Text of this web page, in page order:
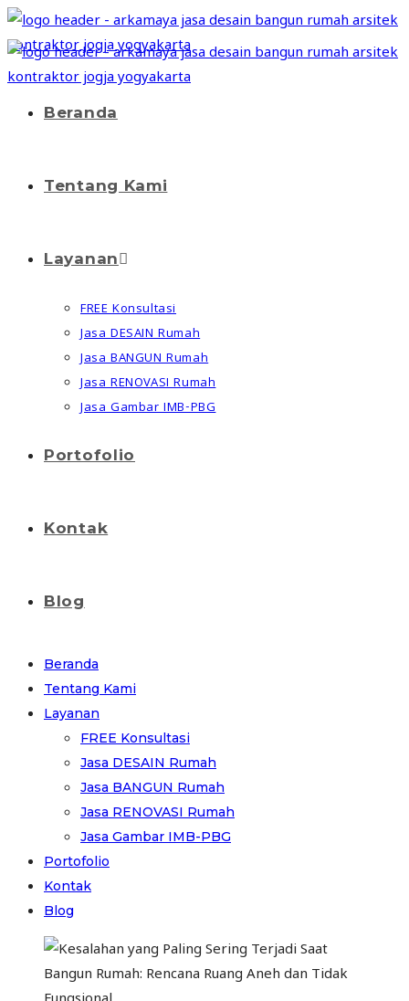
Beranda
Tentang Kami
Layanan
FREE Konsultasi
Jasa DESAIN Rumah
Jasa BANGUN Rumah
Jasa RENOVASI Rumah
Jasa Gambar IMB-PBG
Portofolio
Kontak
Blog
Beranda
Tentang Kami
Layanan
FREE Konsultasi
Jasa DESAIN Rumah
Jasa BANGUN Rumah
Jasa RENOVASI Rumah
Jasa Gambar IMB-PBG
Portofolio
Kontak
Blog